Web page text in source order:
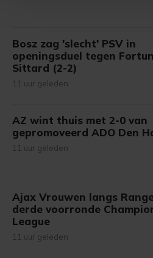
Met cookies werkt onze website
onze cookiepagina kun je ons
gemaakte keuze altijd wijzigen
Bosz zag 'slecht' PSV in
openingsduel tegen
Sittard (2-2)
11 uur geleden
AZ wint thuis met 2-0 van
gepromoveerd ADO Den
11 uur geleden
Ajax Vrouwen langs
derde voorronde
League
11 uur geleden